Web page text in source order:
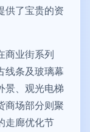
供了宝贵的资
商业街系列
线条及玻璃幕
景、观光电梯
商场部分则聚
走廊优化节